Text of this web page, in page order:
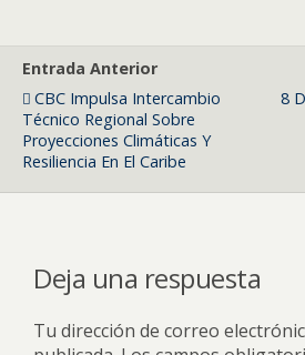
Entrada Anterior
CBC Impulsa Intercambio
Técnico Regional Sobre
Proyecciones Climáticas Y
Resiliencia En El Caribe
8
Deja una respuesta
Tu dirección de correo